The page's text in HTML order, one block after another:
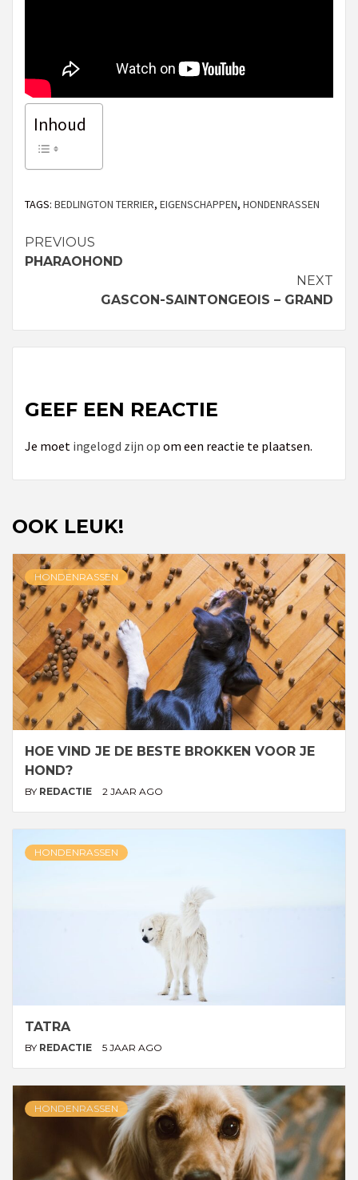
Inhoud
TAGS: BEDLINGTON TERRIER, EIGENSCHAPPEN, HONDENRASSEN
Continue
PREVIOUS
PHARAOHOND
NEXT
GASCON-SAINTONGEOIS – GRAND
GEEF EEN REACTIE
Je moet ingelogd zijn op om een reactie te plaatsen.
OOK LEUK!
HONDENRASSEN
HOE VIND JE DE BESTE BROKKEN VOOR JE
HOND?
BY REDACTIE 2 JAAR AGO
HONDENRASSEN
TATRA
BY REDACTIE 5 JAAR AGO
HONDENRASSEN